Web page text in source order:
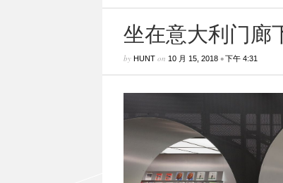
坐在意大利门廊
by HUNTon 10 月 15, 2018•下午 4:31